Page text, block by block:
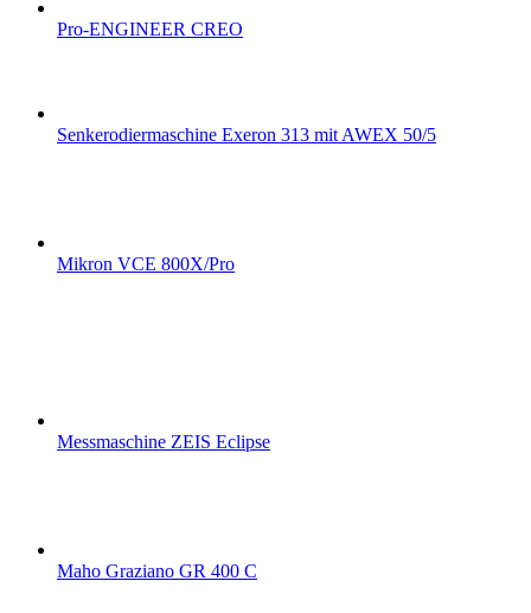
Pro-ENGINEER CREO
Senkerodiermaschine Exeron 313 mit AWEX 50/5
Mikron VCE 800X/Pro
Messmaschine ZEIS Eclipse
Maho Graziano GR 400 C